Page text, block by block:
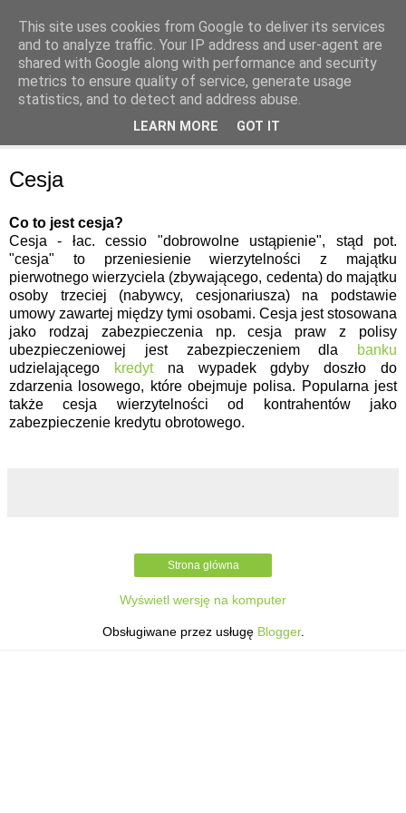
Cesja
Co to jest cesja?
Cesja - łac. cessio "dobrowolne ustąpienie", stąd pot.
"cesja" to przeniesienie wierzytelności z majątku
pierwotnego wierzyciela (zbywającego, cedenta) do majątku
osoby trzeciej (nabywcy, cesjonariusza) na podstawie
umowy zawartej między tymi osobami. Cesja jest stosowana
jako rodzaj zabezpieczenia np. cesja praw z polisy
ubezpieczeniowej jest zabezpieczeniem dla
banku
udzielającego
kredytna wypadek gdyby doszło do
zdarzenia losowego, które obejmuje polisa. Popularna jest
także cesja wierzytelności od kontrahentów jako
zabezpieczenie kredytu obrotowego.
Strona główna
Wyświetl wersję na komputer
Obsługiwane przez usługę Blogger.
This site uses cookies from Google to deliver its services
and to analyze traffic. Your IP address and user-agent are
shared with Google along with performance and security
metrics to ensure quality of service, generate usage
statistics, and to detect and address abuse.
LEARN MORE GOT IT